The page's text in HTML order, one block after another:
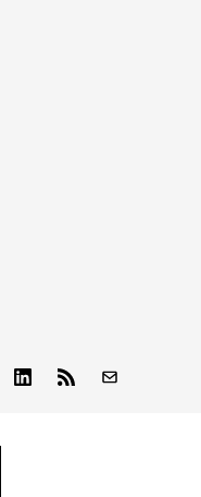
LinkedInFeed